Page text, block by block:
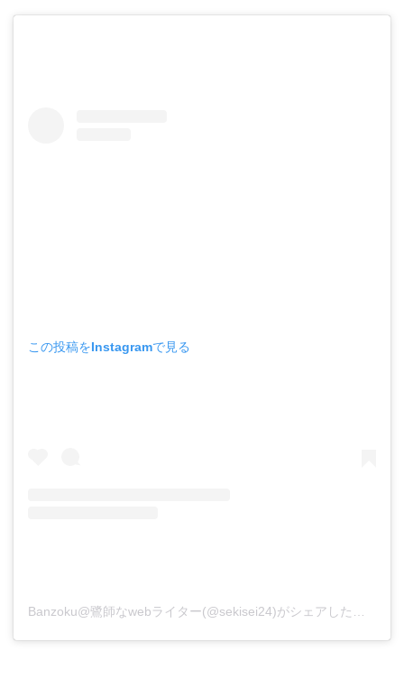
この投稿をInstagramで見る